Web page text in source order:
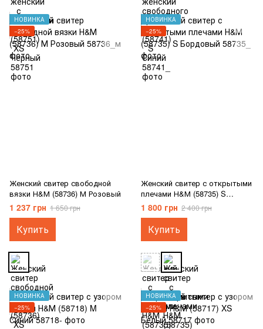
НОВИНКА
−25%
Женский свитер свободной
вязки Н&М (58736) М Розовый
1 237 грн 1 650 грн
Купить
НОВИНКА
−25%
Женский свитер с открытыми
плечами Н&М (58735) S
Бордовый
1 800 грн 2 400 грн
Купить
НОВИНКА
−25%
НОВИНКА
−25%